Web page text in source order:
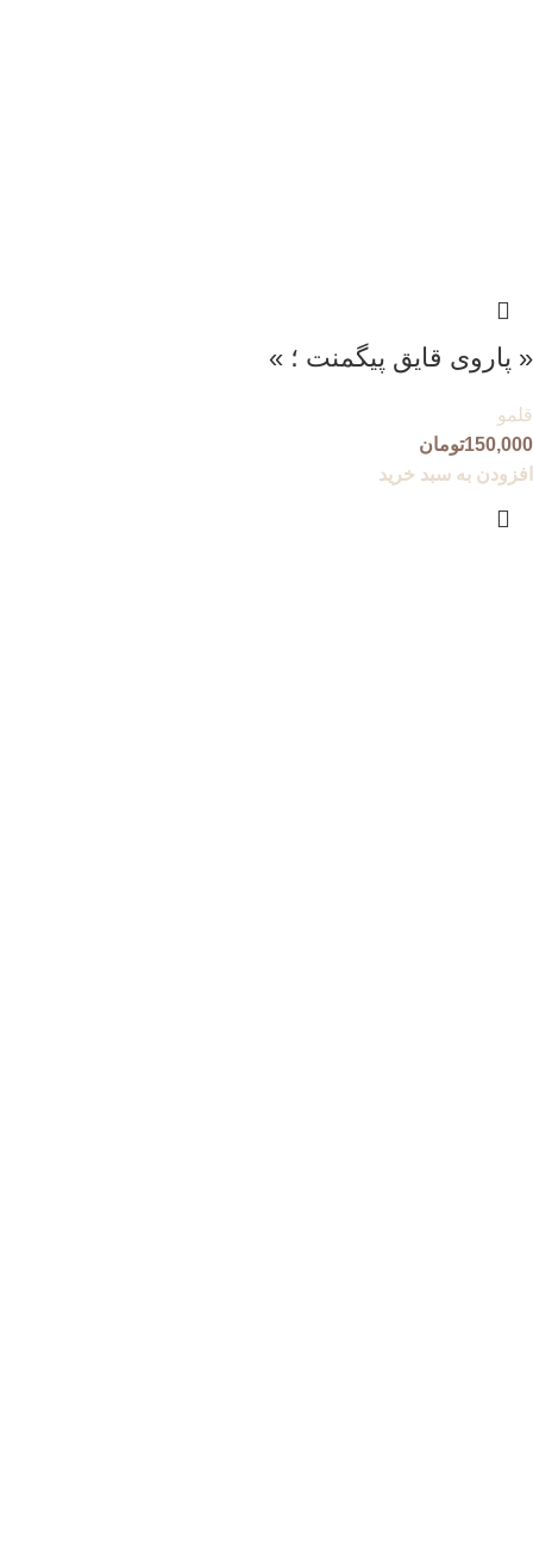
« پاروی قایق پیگمنت ؛ »
قلمو
150,000تومان
افزودن به سبد خرید